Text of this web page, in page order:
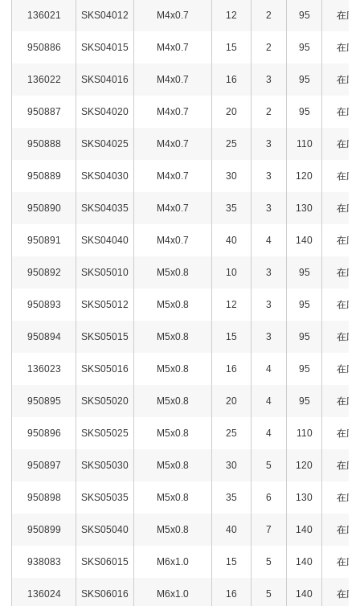
136021 SKS04012 M4x0.7 12 2 95 在庫
950886 SKS04015 M4x0.7 15 2 95 在庫
136022 SKS04016 M4x0.7 16 3 95 在庫
950887 SKS04020 M4x0.7 20 2 95 在庫
950888 SKS04025 M4x0.7 25 3 110 在庫
950889 SKS04030 M4x0.7 30 3 120 在庫
950890 SKS04035 M4x0.7 35 3 130 在庫
950891 SKS04040 M4x0.7 40 4 140 在庫
950892 SKS05010 M5x0.8 10 3 95 在庫
950893 SKS05012 M5x0.8 12 3 95 在庫
950894 SKS05015 M5x0.8 15 3 95 在庫
136023 SKS05016 M5x0.8 16 4 95 在庫
950895 SKS05020 M5x0.8 20 4 95 在庫
950896 SKS05025 M5x0.8 25 4 110 在庫
950897 SKS05030 M5x0.8 30 5 120 在庫
950898 SKS05035 M5x0.8 35 6 130 在庫
950899 SKS05040 M5x0.8 40 7 140 在庫
938083 SKS06015 M6x1.0 15 5 140 在庫
136024 SKS06016 M6x1.0 16 5 140 在庫